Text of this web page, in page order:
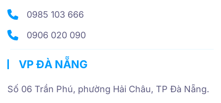
0985 103 666
0906 020 090
VP ĐÀ NẴNG
Số 06 Trần Phú, phường Hải Châu, TP Đà Nẵng.